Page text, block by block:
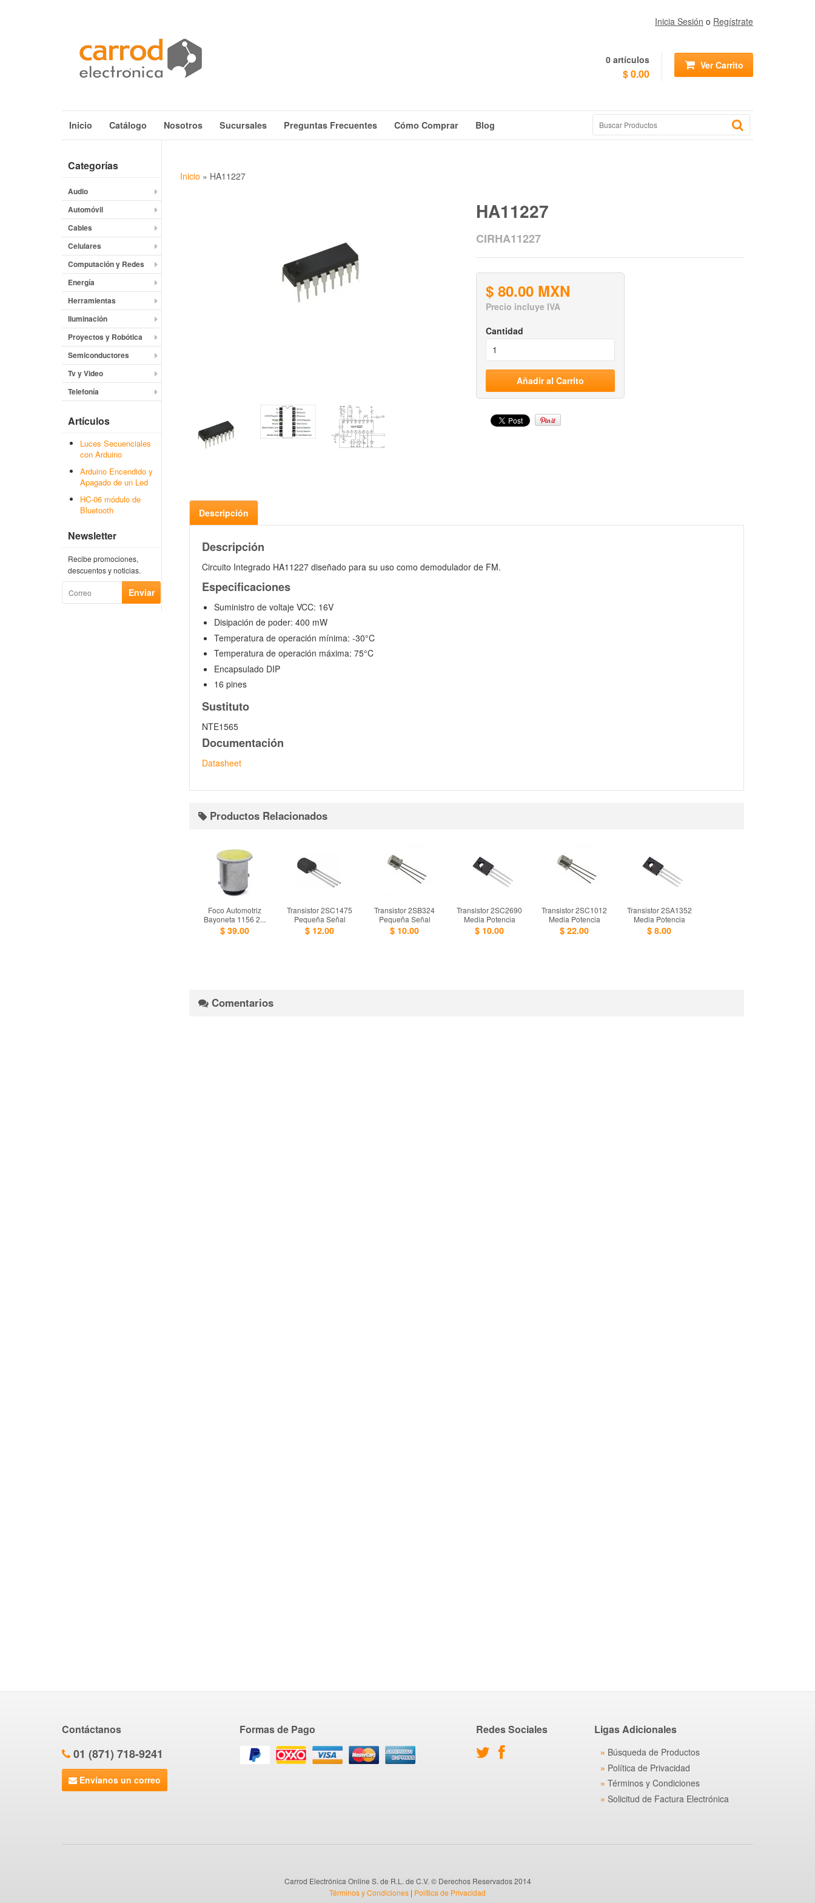
Inicia Sesión o Regístrate
0 artículos
$ 0.00
Ver Carrito
Inicio Catálogo Nosotros Sucursales Preguntas Frecuentes Cómo Comprar Blog
Categorías
Audio
Automóvil
Cables
Celulares
Computación y Redes
Energía
Herramientas
Iluminación
Proyectos y Robótica
Semiconductores
Tv y Video
Telefonía
Artículos
Luces Secuenciales
con Arduino
Arduino Encendido y
Apagado de un Led
HC-06 módulo de
Bluetooth
Newsletter
Recibe promociones,
descuentos y noticias.
Inicio » HA11227
HA11227
CIRHA11227
$ 80.00 MXN
Precio incluye IVA
Cantidad
Descripción
Descripción
Circuito Integrado HA11227 diseñado para su uso como demodulador de FM.
Especificaciones
Suministro de voltaje VCC: 16V
Disipación de poder: 400 mW
Temperatura de operación mínima: -30°C
Temperatura de operación máxima: 75°C
Encapsulado DIP
16 pines
Sustituto
NTE1565
Documentación
Datasheet
Productos Relacionados
Foco Automotriz
Bayoneta 1156 2...
$ 39.00
Transistor 2SC1475
Pequeña Señal
$ 12.00
Transistor 2SB324
Pequeña Señal
$ 10.00
Transistor 2SC2690
Media Potencia
$ 10.00
Transistor 2SC1012
Media Potencia
$ 22.00
Transistor 2SA1352
Media Potencia
$ 8.00
Comentarios
Contáctanos
01 (871) 718-9241
Envíanos un correo
Formas de Pago Redes Sociales Ligas Adicionales
Búsqueda de Productos
Política de Privacidad
Términos y Condiciones
Solicitud de Factura Electrónica
Carrod Electrónica Online S. de R.L. de C.V. © Derechos Reservados 2014
Términos y Condiciones | Política de Privacidad